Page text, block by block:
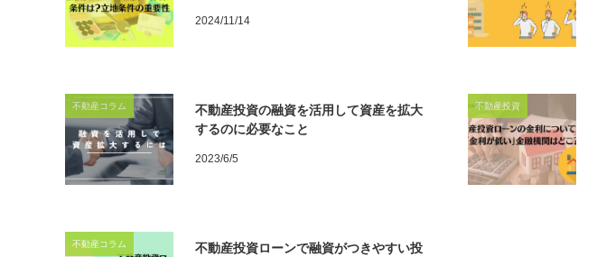
2024/11/14
不動産コラム
不動産投資の融資を活用して資産を拡大
するのに必要なこと
2023/6/5
不動産投資
不動産コラム
不動産投資ローンで融資がつきやすい投